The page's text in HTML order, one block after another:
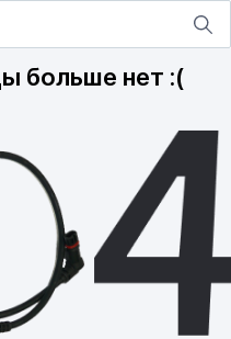
больше нет :(